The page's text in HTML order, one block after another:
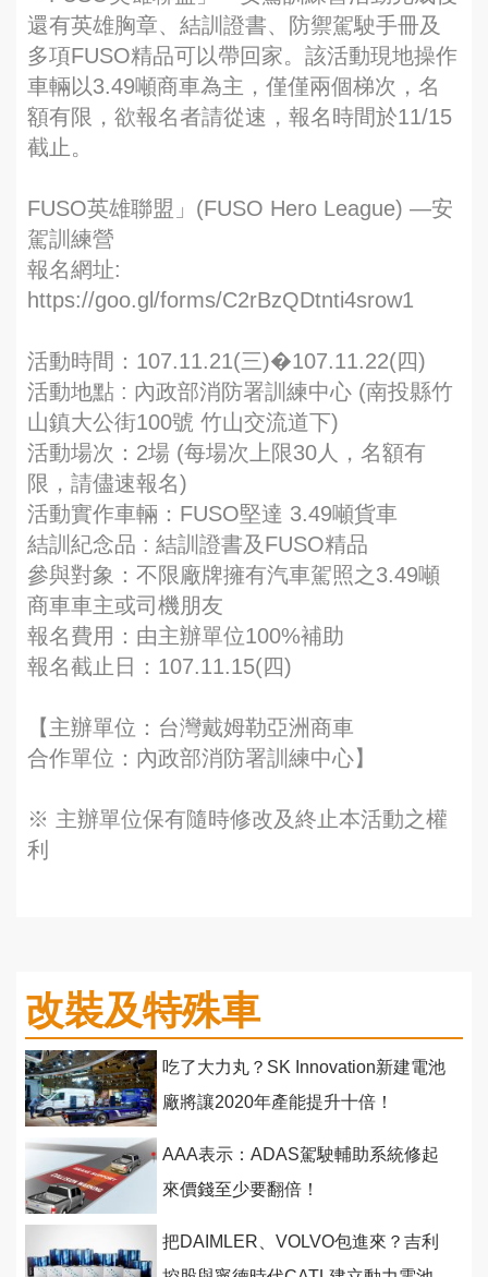
還有英雄胸章、結訓證書、防禦駕駛手冊及
多項FUSO精品可以帶回家。該活動現地操作
車輛以3.49噸商車為主，僅僅兩個梯次，名
額有限，欲報名者請從速，報名時間於11/15
截止。
FUSO英雄聯盟」(FUSO Hero League) —安
駕訓練營
報名網址:
https://goo.gl/forms/C2rBzQDtnti4srow1
活動時間：107.11.21(三)�107.11.22(四)
活動地點 : 內政部消防署訓練中心 (南投縣竹
山鎮大公街100號 竹山交流道下)
活動場次：2場 (每場次上限30人，名額有
限，請儘速報名)
活動實作車輛：FUSO堅達 3.49噸貨車
結訓紀念品 : 結訓證書及FUSO精品
參與對象：不限廠牌擁有汽車駕照之3.49噸
商車車主或司機朋友
報名費用：由主辦單位100%補助
報名截止日：107.11.15(四)
【主辦單位：台灣戴姆勒亞洲商車
合作單位：內政部消防署訓練中心】
※ 主辦單位保有隨時修改及終止本活動之權
利
改裝及特殊車
吃了大力丸？SK Innovation新建電池
廠將讓2020年產能提升十倍！
AAA表示：ADAS駕駛輔助系統修起
來價錢至少要翻倍！
把DAIMLER、VOLVO包進來？吉利